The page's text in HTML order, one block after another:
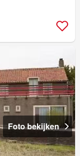
Foto bekijken